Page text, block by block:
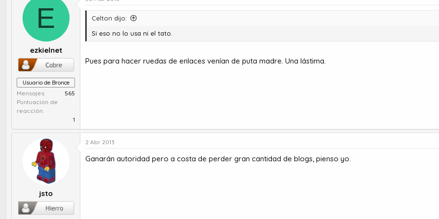
E
ezkielnet
Usuario de Bronce
Mensajes
565
Puntuación de
reacción
1
Celton dijo:
Si eso no lo usa ni el tato.
Pues para hacer ruedas de enlaces venían de puta madre. Una lástima.
jsto
2 Abr 2013
Ganarán autoridad pero a costa de perder gran cantidad de blogs, pienso yo.